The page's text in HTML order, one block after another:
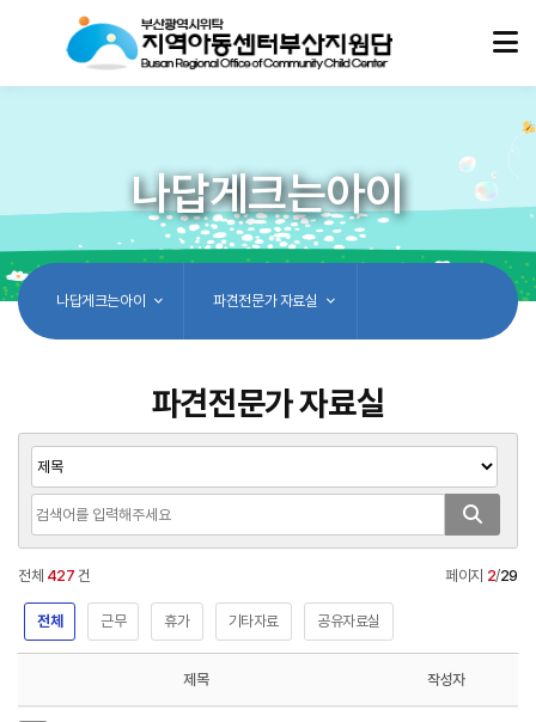
나답게크는아이
나답게크는아이 파견전문가 자료실
파견전문가 자료실
전체 427 건 페이지 2/29
전체 근무 휴가 기타자료 공유자료실
제목 작성자